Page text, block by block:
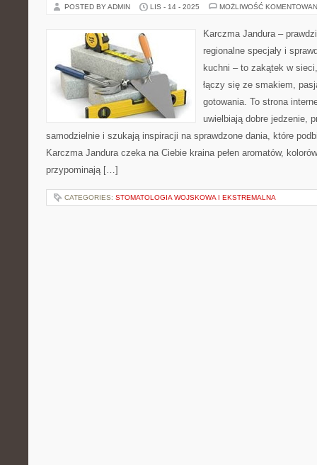
POSTED BY ADMIN LIS - 14 - 2025 MOŻLIWOŚĆ
Karczma Jandura –
regionalne specjały i
kuchni – to zakątek w
łączy się ze smakiem,
gotowania. To strona
uwielbiają dobre jedzenie,
samodzielnie i szukają inspiracji na sprawdzone dania, które
Karczma Jandura czeka na Ciebie kraina pełen aromatów,
przypominają […]
CATEGORIES: STOMATOLOGIA WOJSKOWA I EKSTREMALNA